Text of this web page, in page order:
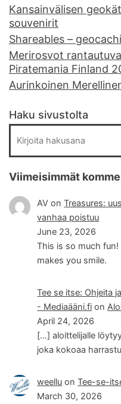
Kansainvälisen
souvenirit
Shareables –
Merirosvot
Piratemania Finland
Aurinkoinen
Haku sivustolta
Viimeisimmät
AV onTreasures:
vanhaa poistuu
June 23, 2026
This is so much fun!
makes you smile.
Tee se itse: Ohjeita
- Mediaääni.fi on
April 24, 2026
[…] aloittelijalle
joka kokoaa
weellu onTee-se-
March 30, 2026